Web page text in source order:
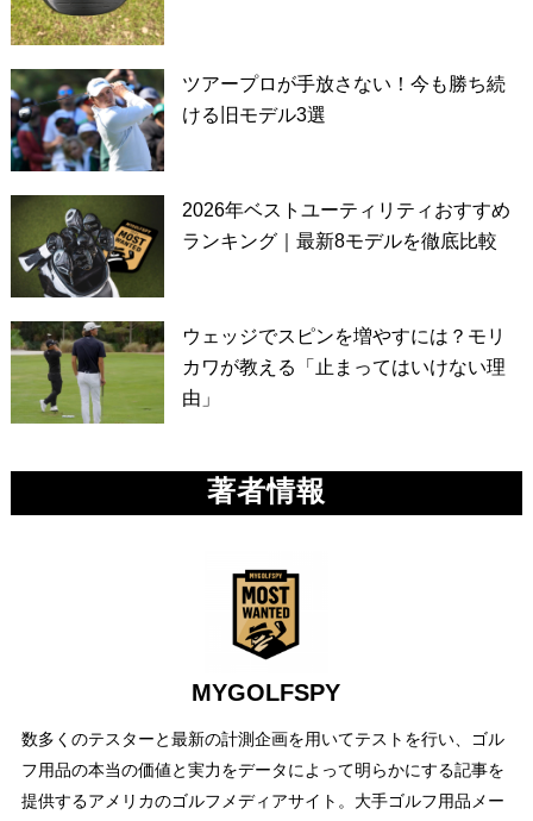
ツアープロが手放さない！今も勝ち続
ける旧モデル3選
2026年ベストユーティリティおすすめ
ランキング｜最新8モデルを徹底比較
ウェッジでスピンを増やすには？モリ
カワが教える「止まってはいけない理
由」
著者情報
MYGOLFSPY
数多くのテスターと最新の計測企画を用いてテストを行い、ゴル
フ用品の本当の価値と実力をデータによって明らかにする記事を
提供するアメリカのゴルフメディアサイト。大手ゴルフ用品メー